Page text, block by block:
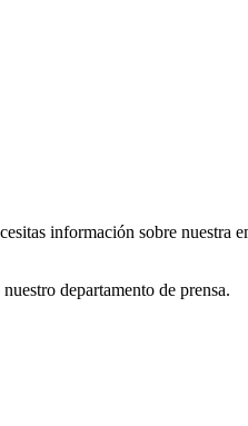
información sobre nuestra
departamento de prensa.